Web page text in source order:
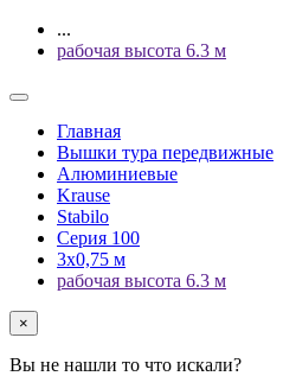
...
рабочая высота 6.3 м
Главная
Вышки тура передвижные
Алюминиевые
Krause
Stabilo
Серия 100
3х0,75 м
рабочая высота 6.3 м
×
Вы не нашли то что искали?